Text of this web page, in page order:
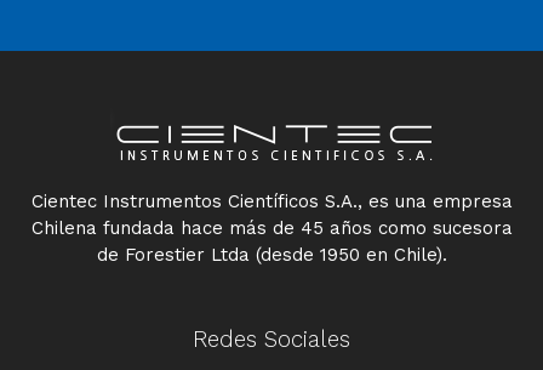
Cientec Instrumentos Científicos S.A., es una empresa
Chilena fundada hace más de 45 años como sucesora
de Forestier Ltda (desde 1950 en Chile).
Redes Sociales